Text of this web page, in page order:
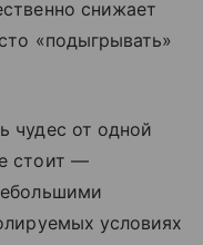
снижает
«подыгрывать»
чудес от одной
стоит —
условиях